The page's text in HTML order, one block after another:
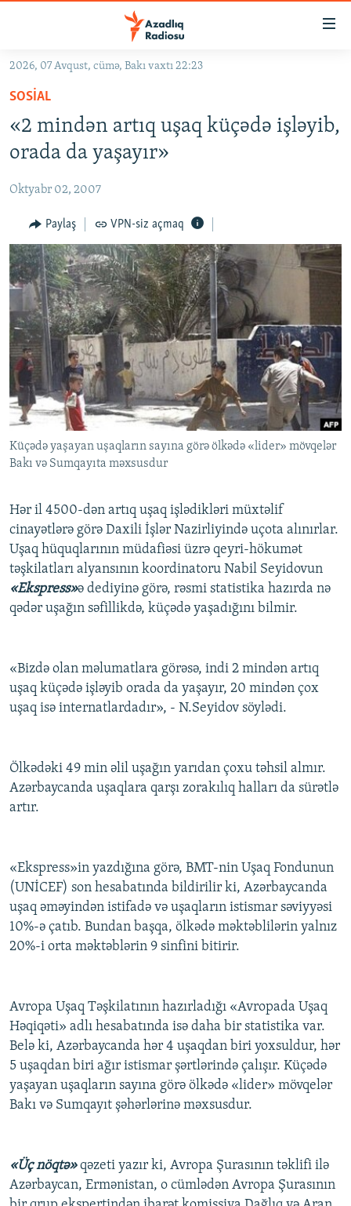
Əsas
qayıt
Əsas
naviqasiyaya
qayıt
Axtarışa
GÜNDƏM
KORRUPSIOMETR
FƏRQƏ BAX
QANUNI DOĞRU
ARAŞDIRMA
MULTIMEDIA
VIDEO
FOTOQALEREYA
İNFOQRAFIKA
KARIKATURA
RADIO ARXIV
OXU ZALI
AZƏRBAYCAN ƏDƏBIYYATI KITABXANASI
İSLAM VƏ DEMOKRATIYA
İZ - MƏDƏNIYYƏT PROQRAMI
HAQQIMIZDA
MISSIYAMIZ
PEŞƏ ETIKASI VƏ JURNALISTIKA STANDARTLARIMIZ
MATERIALLARIMIZDAN ISTIFADƏ
AZADLIQRADIOSU MOBIL TELEFONUNUZDA
XƏBƏR BÜLLETENLƏRIMIZ
BIZI IZLƏ
RFE/RL-in bütün saytları
2026, 07 Avqust, cümə, Bakı vaxtı 22:23
SOSIAL
«2 mindən artıq uşaq küçədə işləyib,
orada da yaşayır»
Oktyabr 02, 2007
Paylaş VPN-siz açmaq
Küçədə yaşayan uşaqların sayına görə ölkədə «lider» mövqelər
Bakı və Sumqayıta məxsusdur
Hər il 4500-dən artıq uşaq işlədikləri müxtəlif
cinayətlərə görə Daxili İşlər Nazirliyində uçota alınırlar.
Uşaq hüquqlarının müdafiəsi üzrə qeyri-hökumət
təşkilatları alyansının koordinatoru Nabil Seyidovun
«Ekspress»ə dediyinə görə, rəsmi statistika hazırda nə
qədər uşağın səfillikdə, küçədə yaşadığını bilmir.
«Bizdə olan məlumatlara görəsə, indi 2 mindən artıq
uşaq küçədə işləyib orada da yaşayır, 20 mindən çox
uşaq isə internatlardadır», - N.Seyidov söylədi.
Ölkədəki 49 min əlil uşağın yarıdan çoxu təhsil almır.
Azərbaycanda uşaqlara qarşı zorakılıq halları da sürətlə
artır.
«Ekspress»in yazdığına görə, BMT-nin Uşaq Fondunun
(UNİCEF) son hesabatında bildirilir ki, Azərbaycanda
uşaq əməyindən istifadə və uşaqların istismar səviyyəsi
10%-ə çatıb. Bundan başqa, ölkədə məktəblilərin yalnız
20%-i orta məktəblərin 9 sinfini bitirir.
Avropa Uşaq Təşkilatının hazırladığı «Avropada Uşaq
Həqiqəti» adlı hesabatında isə daha bir statistika var.
Belə ki, Azərbaycanda hər 4 uşaqdan biri yoxsuldur, hər
5 uşaqdan biri ağır istismar şərtlərində çalışır. Küçədə
yaşayan uşaqların sayına görə ölkədə «lider» mövqelər
Bakı və Sumqayıt şəhərlərinə məxsusdur.
«Üç nöqtə» qəzeti yazır ki, Avropa Şurasının təklifi ilə
Azərbaycan, Ermənistan, o cümlədən Avropa Şurasının